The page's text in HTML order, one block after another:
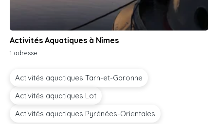
Activités Aquatiques à Nîmes
1 adresse
Activités aquatiques Tarn-et-Garonne
Activités aquatiques Lot
Activités aquatiques Pyrénées-Orientales